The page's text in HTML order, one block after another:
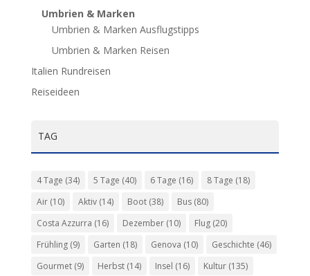
Umbrien & Marken
Umbrien & Marken Ausflugstipps
Umbrien & Marken Reisen
Italien Rundreisen
Reiseideen
TAG
4 Tage (34) 5 Tage (40) 6 Tage (16) 8 Tage (18)
Air(10) Aktiv(14) Boot(38) Bus(80)
Costa Azzurra (16) Dezember(10) Flug(20)
Frühling(9) Garten (18) Genova (10) Geschichte (46)
Gourmet(9) Herbst(14) Insel (16) Kultur(135)